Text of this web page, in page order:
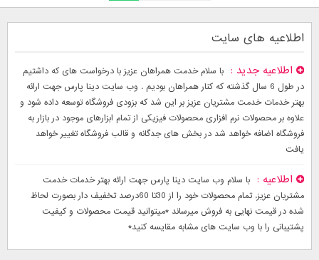
اطلاعیه های سایت
اطلاعیه جدید
با سلام خدمت همراهان عزیز با درخواست های که داشتیم
در طول 6 سال گذشته که کنار همراهان بودیم . وب سایت دینا پارس جهت ارائه
بهتر خدمات خدمت مشتریان عزیز بر این شد که بزودی فروشگاه توسعه داده شود و
علاوه بر محصولات نرم افزاری محصولات فیزیکی از تمام ابزارهای موجود در بازار به
فروشگاه اضافه خواهد شد در بخش های جدگانه و قالب فروشگاه تغییر خواهد
یافت
اطلاعیه
با سلام وب سایت دینا پارس جهت ارائه بهتر خدمات خدمت
مشتریان عزیز. تمام محصولات خود را از 30تا 60درصد تخفیف دار بصورت لحاظ
شده در قیمت نهایی به فروش میرساند *میتوانید قیمت محصولات و کیفیت
پشتیبانی را با وب سایت های مشابه مقایسه کنید*